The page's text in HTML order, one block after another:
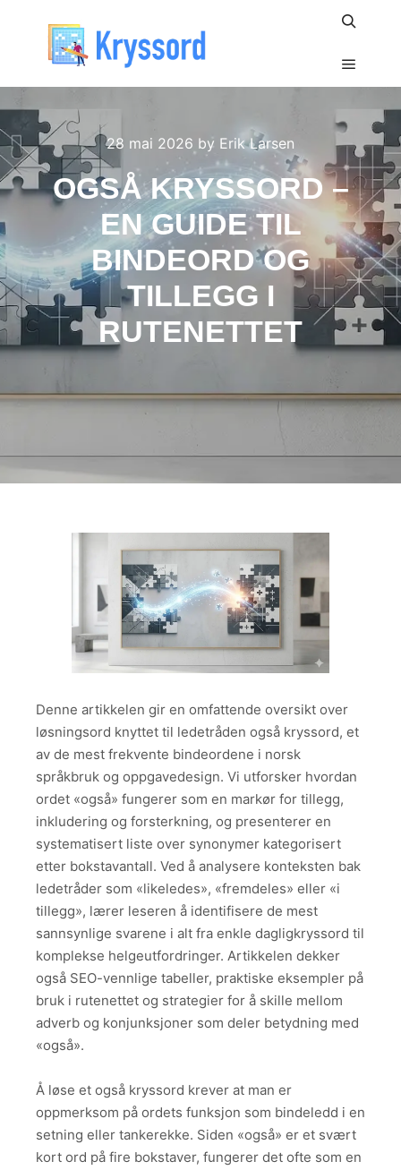
Main
28 mai 2026 by Erik Larsen
OGSÅ KRYSSORD –
EN GUIDE TIL
BINDEORD OG
TILLEGG I
RUTENETTET
Denne artikkelen gir en omfattende oversikt over
løsningsord knyttet til ledetråden også kryssord, et
av de mest frekvente bindeordene i norsk
språkbruk og oppgavedesign. Vi utforsker hvordan
ordet «også» fungerer som en markør for tillegg,
inkludering og forsterkning, og presenterer en
systematisert liste over synonymer kategorisert
etter bokstavantall. Ved å analysere konteksten bak
ledetråder som «likeledes», «fremdeles» eller «i
tillegg», lærer leseren å identifisere de mest
sannsynlige svarene i alt fra enkle dagligkryssord til
komplekse helgeutfordringer. Artikkelen dekker
også SEO-vennlige tabeller, praktiske eksempler på
bruk i rutenettet og strategier for å skille mellom
adverb og konjunksjoner som deler betydning med
«også».
Å løse et også kryssord krever at man er
oppmerksom på ordets funksjon som bindeledd i en
setning eller tankerekke. Siden «også» er et svært
kort ord på fire bokstaver, fungerer det ofte som en